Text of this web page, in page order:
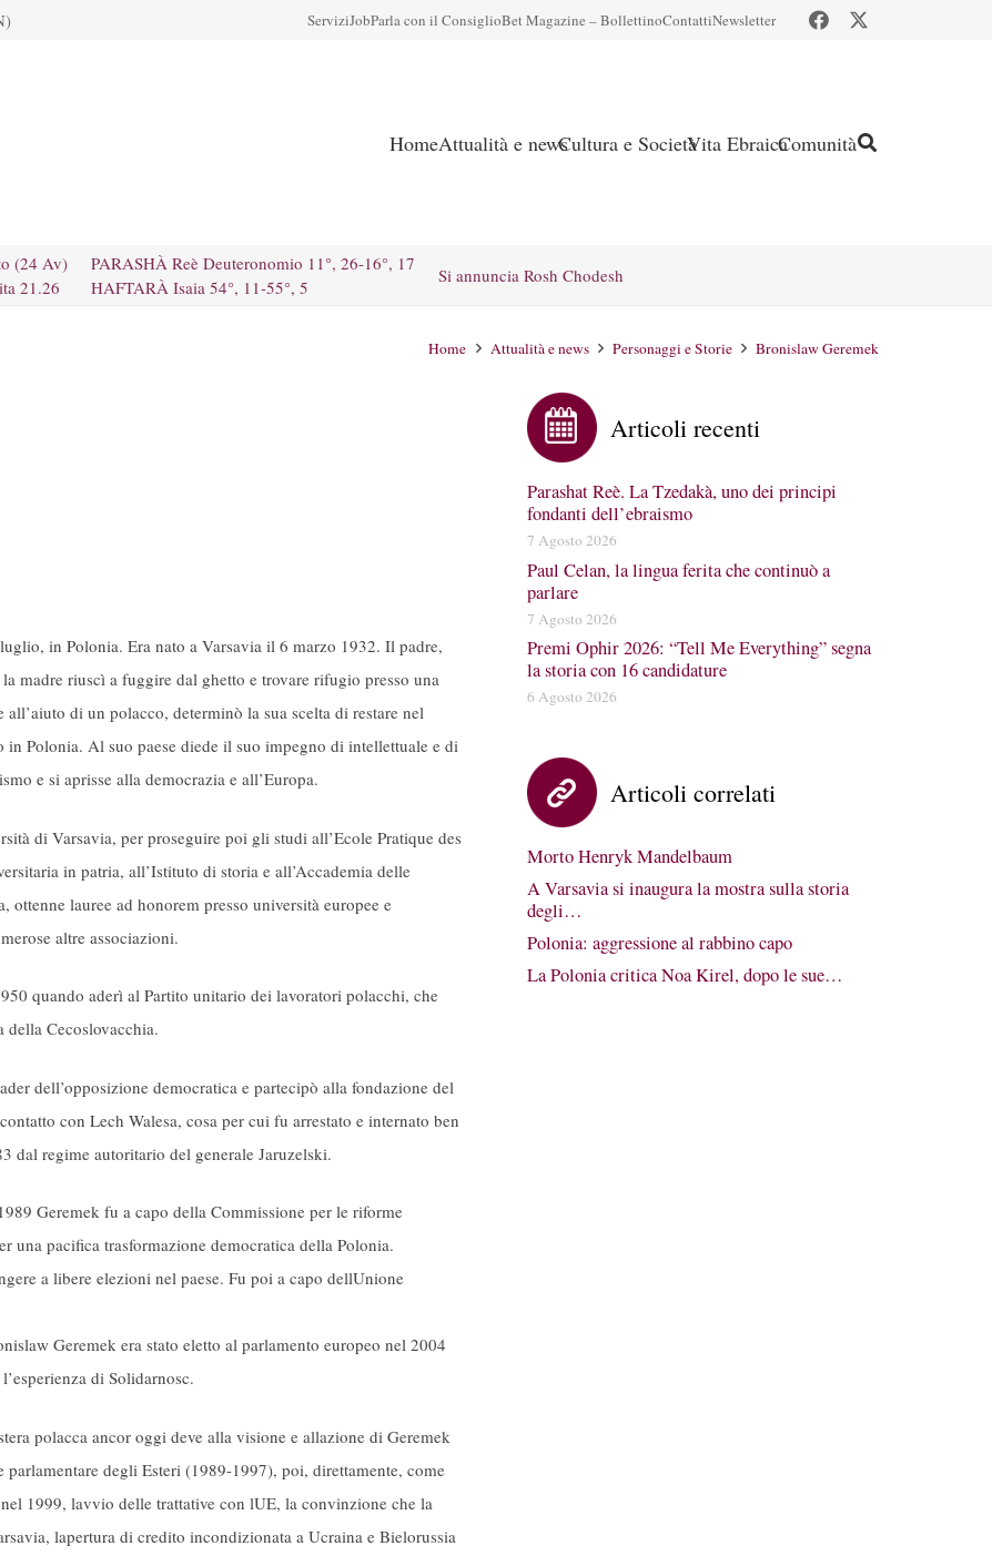
ServiziJobParla con il ConsiglioBet Magazine – BollettinoContattiNewsletter
HomeAttualità e newsCultura e SocietàVita EbraicaComunità
(24 Av)
21.26
PARASHÀ Reè Deuteronomio 11°, 26-16°, 17
HAFTARÀ Isaia 54°, 11-55°, 5
Si annuncia Rosh Chodesh
Home Attualità e news Personaggi e Storie Bronislaw Geremek
in Polonia. Era nato a Varsavia il 6 marzo 1932. Il padre,
madre riuscì a fuggire dal ghetto e trovare rifugio presso una
di un polacco, determinò la sua scelta di restare nel
in Polonia. Al suo paese diede il suo impegno di intellettuale e di
e si aprisse alla democrazia e all’Europa.
di Varsavia, per proseguire poi gli studi all’Ecole Pratique des
in patria, all’Istituto di storia e all’Accademia delle
lauree ad honorem presso università europee e
altre associazioni.
quando aderì al Partito unitario dei lavoratori polacchi, che
della Cecoslovacchia.
dell’opposizione democratica e partecipò alla fondazione del
con Lech Walesa, cosa per cui fu arrestato e internato ben
dal regime autoritario del generale Jaruzelski.
Geremek fu a capo della Commissione per le riforme
una pacifica trasformazione democratica della Polonia.
a libere elezioni nel paese. Fu poi a capo dellUnione
Geremek era stato eletto al parlamento europeo nel 2004
di Solidarnosc.
polacca ancor oggi deve alla visione e allazione di Geremek
parlamentare degli Esteri (1989-1997), poi, direttamente, come
1999, lavvio delle trattative con lUE, la convinzione che la
lapertura di credito incondizionata a Ucraina e Bielorussia
Articoli recenti
Parashat Reè. La Tzedakà, uno dei principi
fondanti dell’ebraismo
7 Agosto 2026
Paul Celan, la lingua ferita che continuò a
parlare
7 Agosto 2026
Premi Ophir 2026: “Tell Me Everything” segna
la storia con 16 candidature
6 Agosto 2026
Articoli correlati
Morto Henryk Mandelbaum
A Varsavia si inaugura la mostra sulla storia
degli…
Polonia: aggressione al rabbino capo
La Polonia critica Noa Kirel, dopo le sue…